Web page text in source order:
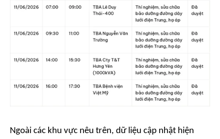
Ngoài các khu vực nêu trên, dữ liệu cập nhật hiện